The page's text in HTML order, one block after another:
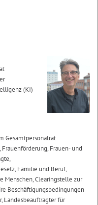
(KI)
Gesamtpersonalrat
Frauen- und
Familie und Beruf,
Menschen, Clearingstelle zur
Beschäftigungsbedingungen
Landesbeauftragter für